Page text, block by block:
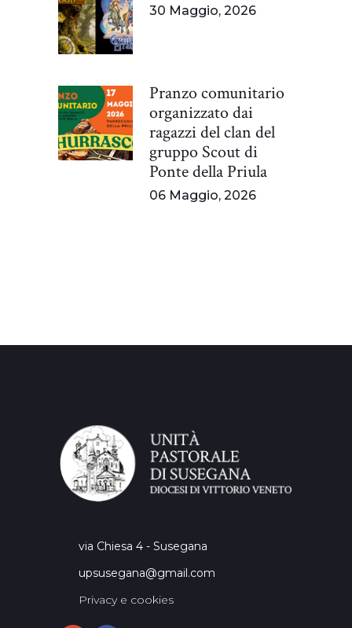
30 Maggio, 2026
Pranzo comunitario
organizzato dai
ragazzi del clan del
gruppo Scout di
Ponte della Priula
06 Maggio, 2026
via Chiesa 4 - Susegana
upsusegana@gmail.com
Privacy e cookies